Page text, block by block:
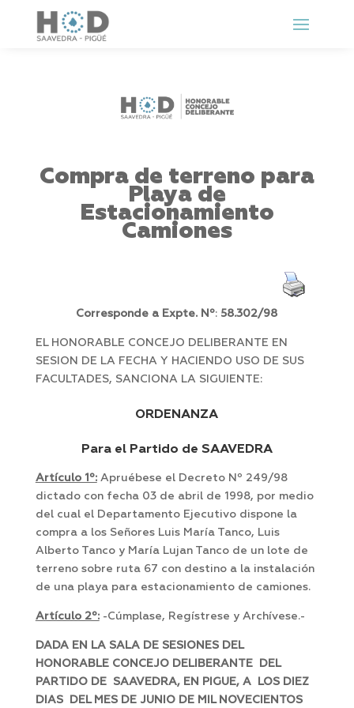
Compra de terreno para
Playa de
Estacionamiento
Camiones
Corresponde a Expte. Nº: 58.302/98
EL HONORABLE CONCEJO DELIBERANTE EN
SESION DE LA FECHA Y HACIENDO USO DE SUS
FACULTADES, SANCIONA LA SIGUIENTE:
ORDENANZA
Para el Partido de SAAVEDRA
Artículo 1º:Apruébese el Decreto Nº 249/98
dictado con fecha 03 de abril de 1998, por medio
del cual el Departamento Ejecutivo dispone la
compra a los Señores Luis María Tanco, Luis
Alberto Tanco y María Lujan Tanco de un lote de
terreno sobre ruta 67 con destino a la instalación
de una playa para estacionamiento de camiones.
Artículo 2º:-Cúmplase, Regístrese y Archívese.-
DADA EN LA SALA DE SESIONES DEL
HONORABLE CONCEJO DELIBERANTE DEL
PARTIDO DE SAAVEDRA, EN PIGUE, A LOS DIEZ
DIAS DEL MES DE JUNIO DE MIL NOVECIENTOS